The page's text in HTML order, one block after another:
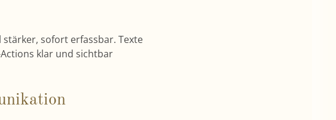
sofort erfassbar. Texte
klar und sichtbar